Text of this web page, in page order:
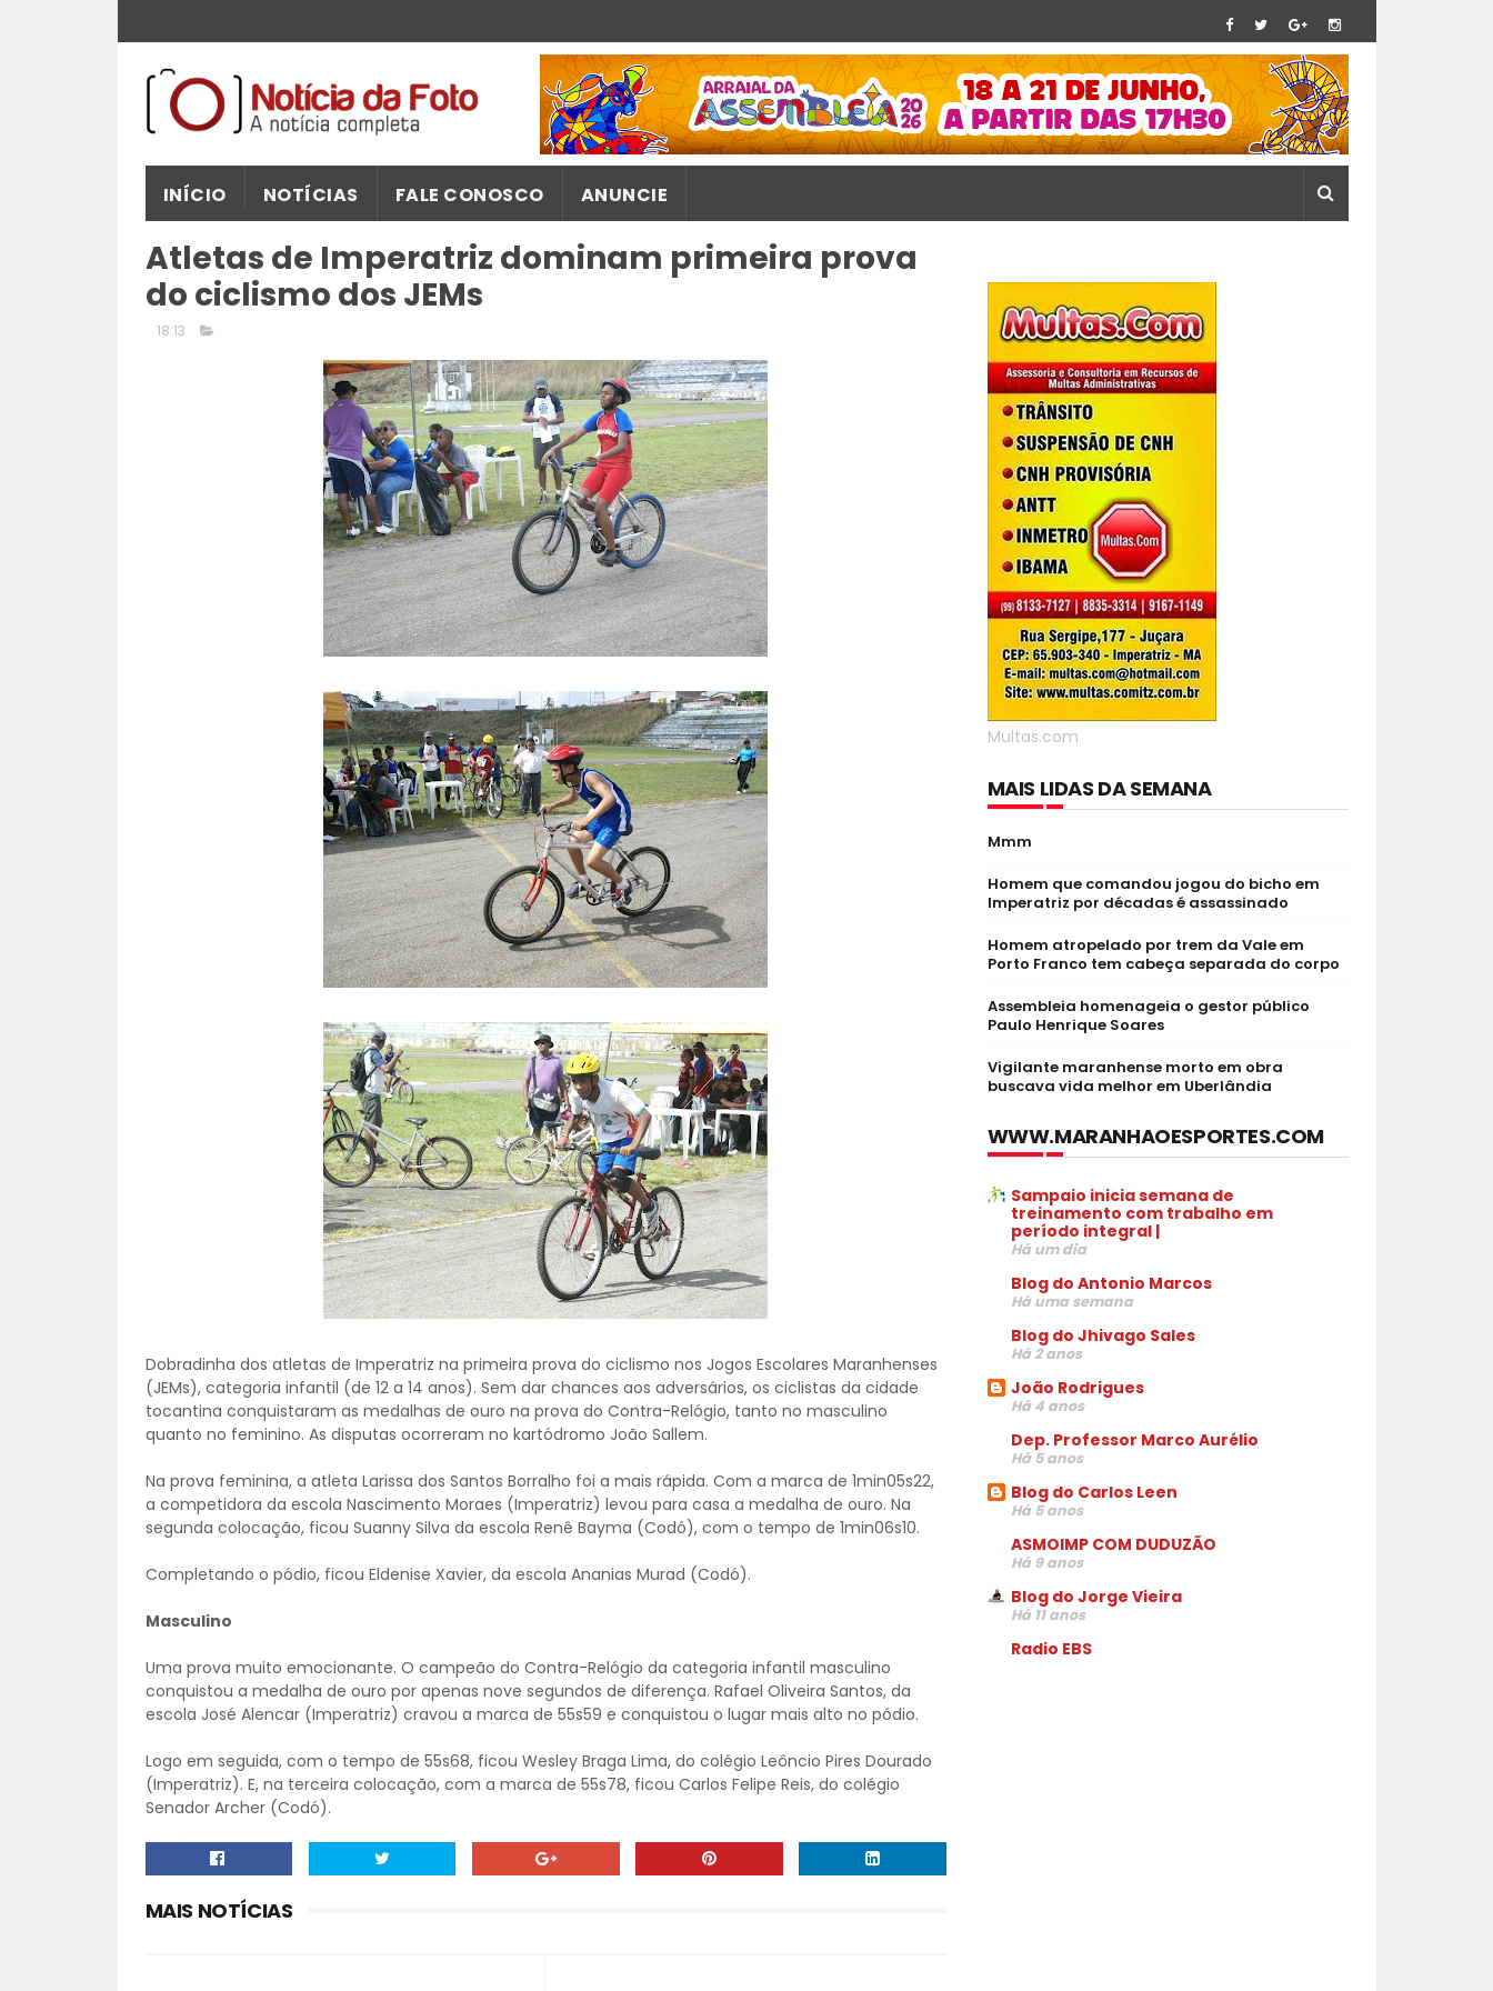
INÍCIO NOTÍCIAS FALE CONOSCO ANUNCIE
Atletas de Imperatriz dominam primeira prova
do ciclismo dos JEMs
18:13
Dobradinha dos atletas de Imperatriz na primeira prova do ciclismo nos Jogos Escolares Maranhenses
(JEMs), categoria infantil (de 12 a 14 anos). Sem dar chances aos adversários, os ciclistas da cidade
tocantina conquistaram as medalhas de ouro na prova do Contra-Relógio, tanto no masculino
quanto no feminino. As disputas ocorreram no kartódromo João Sallem.
Na prova feminina, a atleta Larissa dos Santos Borralho foi a mais rápida. Com a marca de 1min05s22,
a competidora da escola Nascimento Moraes (Imperatriz) levou para casa a medalha de ouro. Na
segunda colocação, ficou Suanny Silva da escola Renê Bayma (Codó), com o tempo de 1min06s10.
Completando o pódio, ficou Eldenise Xavier, da escola Ananias Murad (Codó).
Masculino
Uma prova muito emocionante. O campeão do Contra-Relógio da categoria infantil masculino
conquistou a medalha de ouro por apenas nove segundos de diferença. Rafael Oliveira Santos, da
escola José Alencar (Imperatriz) cravou a marca de 55s59 e conquistou o lugar mais alto no pódio.
Logo em seguida, com o tempo de 55s68, ficou Wesley Braga Lima, do colégio Leôncio Pires Dourado
(Imperatriz). E, na terceira colocação, com a marca de 55s78, ficou Carlos Felipe Reis, do colégio
Senador Archer (Codó).
MAIS NOTÍCIAS
Multas.com
MAIS LIDAS DA SEMANA
Mmm
Homem que comandou jogou do bicho em
Imperatriz por décadas é assassinado
Homem atropelado por trem da Vale em
Porto Franco tem cabeça separada do corpo
Assembleia homenageia o gestor público
Paulo Henrique Soares
Vigilante maranhense morto em obra
buscava vida melhor em Uberlândia
WWW.MARANHAOESPORTES.COM
Sampaio inicia semana de
treinamento com trabalho em
período integral |
Há um dia
Blog do Antonio Marcos
Há uma semana
Blog do Jhivago Sales
Há 2 anos
João Rodrigues
Há 4 anos
Dep. Professor Marco Aurélio
Há 5 anos
Blog do Carlos Leen
Há 5 anos
ASMOIMP COM DUDUZÃO
Há 9 anos
Blog do Jorge Vieira
Há 11 anos
Radio EBS